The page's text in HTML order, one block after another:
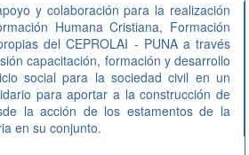
y colaboración para la realización
Humana Cristiana, Formación
del CEPROLAI - PUNA a través
capacitación, formación y desarrollo
social para la sociedad civil en un
para aportar a la construcción de
la acción de los estamentos de la
en su conjunto.